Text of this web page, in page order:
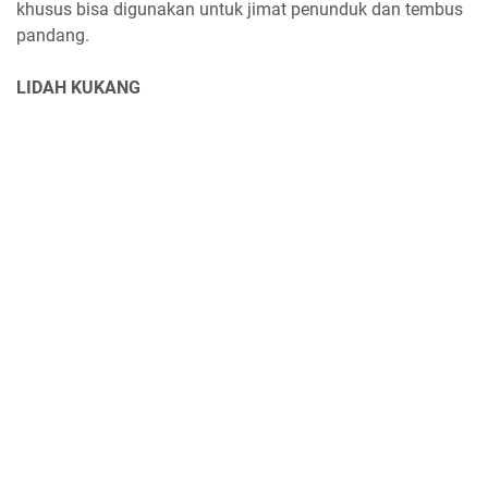
khusus bisa digunakan untuk jimat penunduk dan tembus
pandang.
LIDAH KUKANG